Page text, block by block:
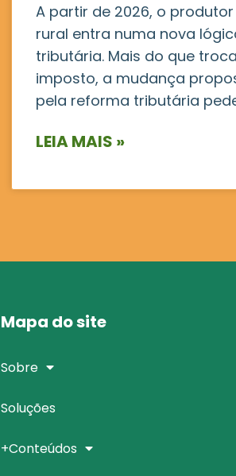
A partir de 2026, o produtor
rural entra numa nova
tributária. Mais do que
imposto, a mudança
pela reforma tributária
LEIA MAIS »
Mapa do site
Sobre
Soluções
+Conteúdos